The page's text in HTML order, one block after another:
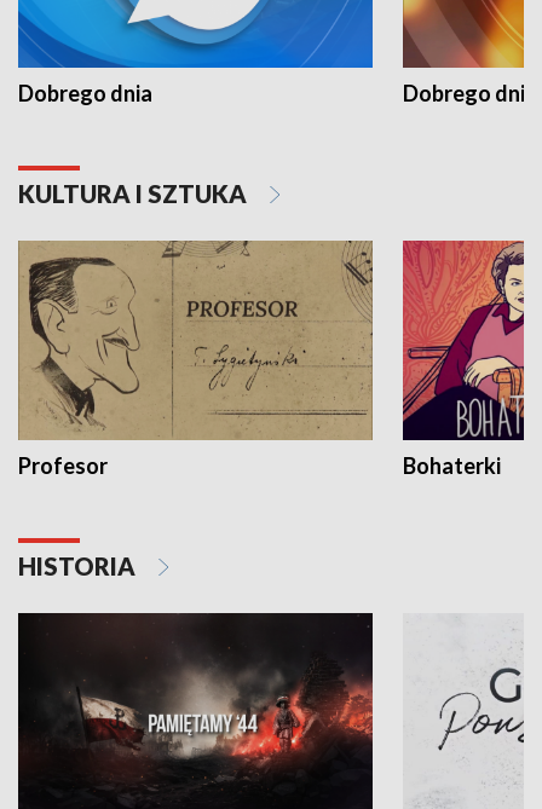
Dobrego dnia Dobrego dnia
KULTURA I SZTUKA
Profesor Bohaterki
HISTORIA